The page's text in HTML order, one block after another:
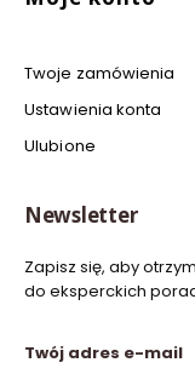
Twoje zamówienia
Ustawienia konta
Ulubione
Newsletter
Zapisz się, aby
do eksperckich
Twój adres e-mail